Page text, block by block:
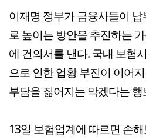
이재명 정부가 금융사들이
로 높이는 방안을 추진하는
에 건의서를 낸다. 국내 보험
으로 인한 업황 부진이 이어
부담을 짊어지는 막겠다는 행
13일 보험업계에 따르면 손